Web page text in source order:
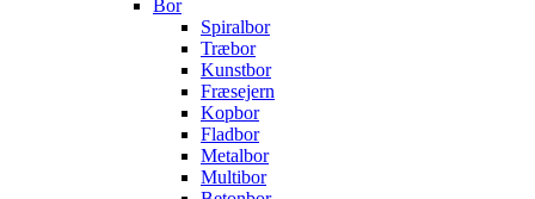
Bor
Spiralbor
Træbor
Kunstbor
Fræsejern
Kopbor
Fladbor
Metalbor
Multibor